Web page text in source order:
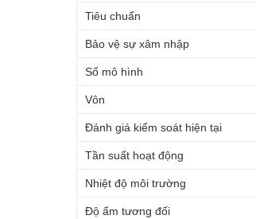
Tiêu chuẩn
Bảo vệ sự xâm nhập
Số mô hình
Vôn
Đánh giá kiểm soát hiện tại
Tần suất hoạt động
Nhiệt độ môi trường
Độ ẩm tương đối